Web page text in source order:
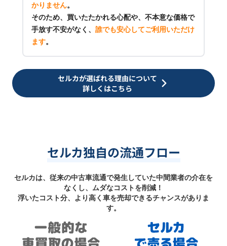
かりません。
そのため、買いたたかれる心配や、不本意な価格で
手放す不安がなく、 誰でも安心してご利用いただけ
ます。
セルカが選ばれる理由について
詳しくはこちら
セルカ独自の流通フロー
セルカは、従来の中古車流通で発生していた中間業者の介在を
なくし、ムダなコストを削減！
浮いたコスト分、より高く車を売却できるチャンスがありま
す。